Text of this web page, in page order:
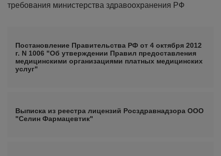
требования министерства здравоохранения РФ
Постановление Правительства РФ от 4 октября 2012
г. N 1006 "Об утверждении Правил предоставления
медицинскими организациями платных медицинских
услуг"
Выписка из реестра лицензий Росздравнадзора ООО
"Селин Фармацевтик"